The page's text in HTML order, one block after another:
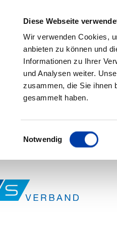
Diese Webseite
Wir verwenden Cookies,
anbieten zu können und
Informationen zu Ihrer
und Analysen weiter.
zusammen, die Sie ihnen
gesammelt haben.
Einwilligungsauswahl
Notwendig